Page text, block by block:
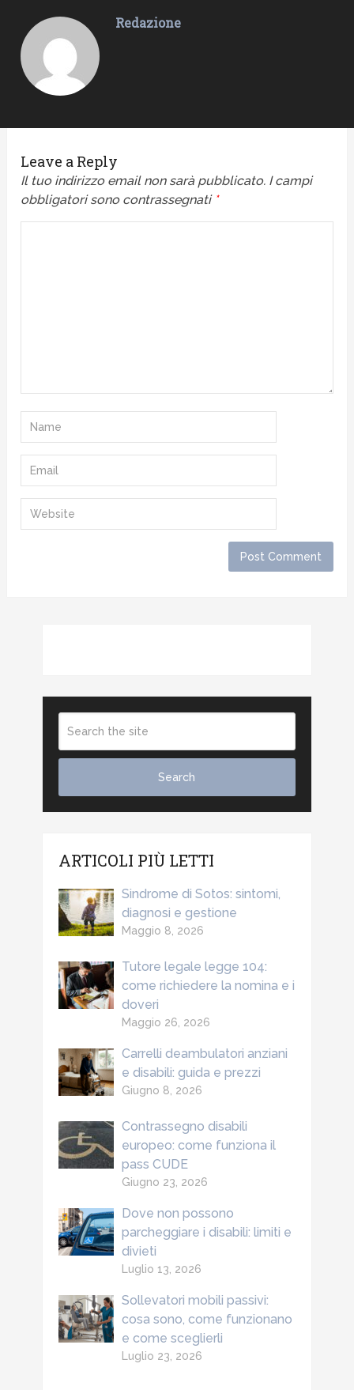
Redazione
Leave a Reply
Il tuo indirizzo email non sarà pubblicato. I campi
obbligatori sono contrassegnati *
ARTICOLI PIÙ LETTI
Sindrome di Sotos: sintomi,
diagnosi e gestione
Maggio 8, 2026
Tutore legale legge 104:
come richiedere la nomina e i
doveri
Maggio 26, 2026
Carrelli deambulatori anziani
e disabili: guida e prezzi
Giugno 8, 2026
Contrassegno disabili
europeo: come funziona il
pass CUDE
Giugno 23, 2026
Dove non possono
parcheggiare i disabili: limiti e
divieti
Luglio 13, 2026
Sollevatori mobili passivi:
cosa sono, come funzionano
e come sceglierli
Luglio 23, 2026